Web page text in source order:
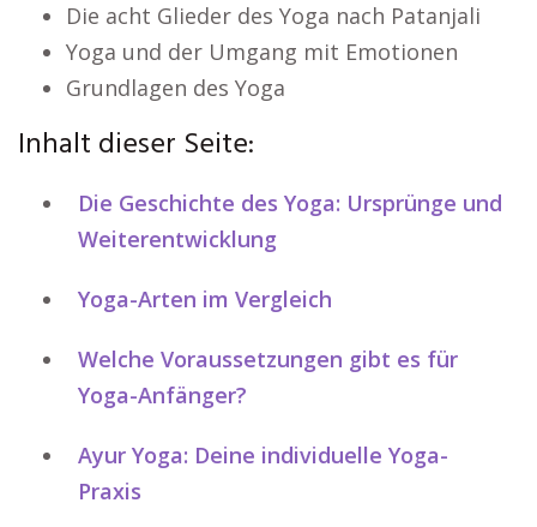
Die acht Glieder des Yoga nach Patanjali
Yoga und der Umgang mit Emotionen
Grundlagen des Yoga
Inhalt dieser Seite:
Die Geschichte des Yoga: Ursprünge und
Weiterentwicklung
Yoga-Arten im Vergleich
Welche Voraussetzungen gibt es für
Yoga-Anfänger?
Ayur Yoga: Deine individuelle Yoga-
Praxis